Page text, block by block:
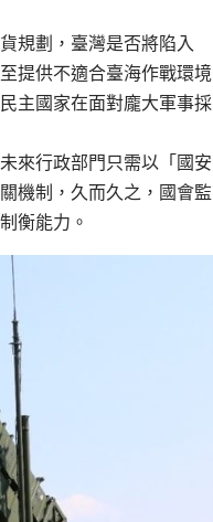
規劃，臺灣是否將陷入
提供不適合臺海作戰環境
主國家在面對龐大軍事採
來行政部門只需以「國安
機制，久而久之，國會監
衡能力。